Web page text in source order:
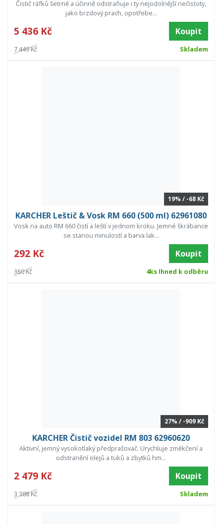
Čistič ráfků šetrně a účinně odstraňuje i ty nejodolnější nečistoty,
jako brzdový prach, opotřebe...
5 436 Kč Koupit
7 449 Kč Skladem
19% / -68 Kč
KARCHER Leštič & Vosk RM 660 (500 ml) 62961080
Vosk na auto RM 660 čistí a leští v jednom kroku. Jemné škrábance
se stanou minulostí a barva lak...
292 Kč Koupit
360 Kč 4ks Ihned k odběru
27% / -909 Kč
KARCHER Čistič vozidel RM 803 62960620
Aktivní, jemný vysokotlaký předprašovač. Urychluje změkčení a
odstranění olejů a tuků a zbytků hm...
2 479 Kč Koupit
3 388 Kč Skladem